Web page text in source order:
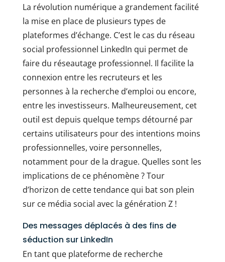
La révolution numérique a grandement facilité
la mise en place de plusieurs types de
plateformes d’échange. C’est le cas du réseau
social professionnel LinkedIn qui permet de
faire du réseautage professionnel. Il facilite la
connexion entre les recruteurs et les
personnes à la recherche d’emploi ou encore,
entre les investisseurs. Malheureusement, cet
outil est depuis quelque temps détourné par
certains utilisateurs pour des intentions moins
professionnelles, voire personnelles,
notamment pour de la drague. Quelles sont les
implications de ce phénomène ? Tour
d’horizon de cette tendance qui bat son plein
sur ce média social avec la génération Z !
Des messages déplacés à des fins de
séduction sur LinkedIn
En tant que plateforme de recherche